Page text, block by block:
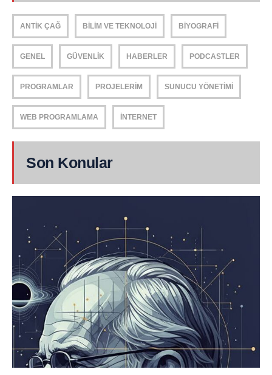
ANTIK ÇAĞ BILIM VE TEKNOLOJI BIYOGRAFI
GENEL GÜVENLIK HABERLER PODCASTLER
PROGRAMLAR PROJELERIM SUNUCU YÖNETIMI
WEB PROGRAMLAMA İNTERNET
Son Konular